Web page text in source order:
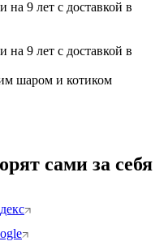
шаром и котиком
сами за себя